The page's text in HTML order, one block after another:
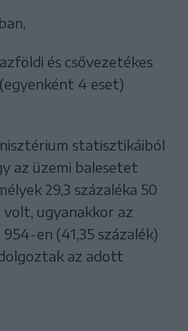
és csővezetékes
4 eset)
statisztikáiból
az üzemi balesetet
29,3 százaléka 50
ugyanakkor az
en (41,35 százalék)
az adott